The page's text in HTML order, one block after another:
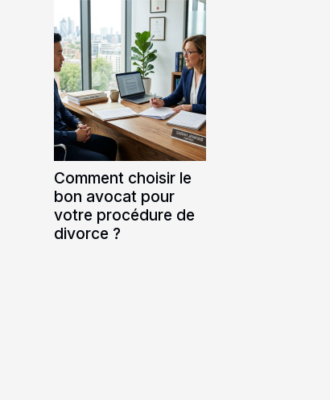
Comment choisir le
bon avocat pour
votre procédure de
divorce ?